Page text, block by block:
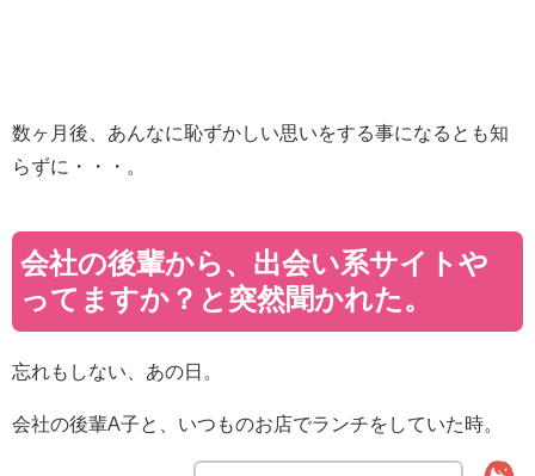
数ヶ月後、あんなに恥ずかしい思いをする事になるとも知
らずに・・・。
会社の後輩から、出会い系サイトや
ってますか？と突然聞かれた。
忘れもしない、あの日。
会社の後輩A子と、いつものお店でランチをしていた時。